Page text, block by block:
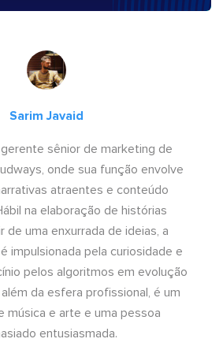
Sarim Javaid
gerente sênior de marketing de
onde sua função envolve
atraentes e conteúdo
na elaboração de histórias
de uma enxurrada de ideias, a
impulsionada pela curiosidade e
pelos algoritmos em evolução
da esfera profissional, é um
música e arte e uma pessoa
entusiasmada.